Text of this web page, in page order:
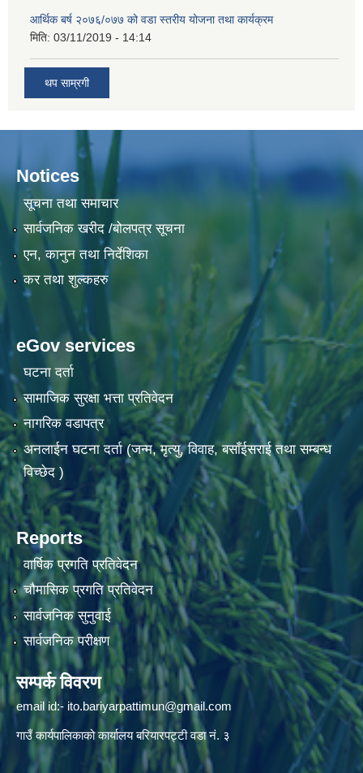
आर्थिक बर्ष २०७६/०७७ को वडा स्तरीय योजना तथा कार्यक्रम
मिति: 03/11/2019 - 14:14
थप साम्रगी
Notices
सूचना तथा समाचार
सार्वजनिक खरीद /बोलपत्र सूचना
एन, कानुन तथा निर्देशिका
कर तथा शुल्कहरु
eGov services
घटना दर्ता
सामाजिक सुरक्षा भत्ता प्रतिवेदन
नागरिक वडापत्र
अनलाईन घटना दर्ता (जन्म, मृत्यु, विवाह, बसाँईसराई तथा सम्बन्ध
विच्छेद )
Reports
वार्षिक प्रगति प्रतिवेदन
चौमासिक प्रगति प्रतिवेदन
सार्वजनिक सुनुवाई
सार्वजनिक परीक्षण
सम्पर्क विवरण
email id:- ito.bariyarpattimun@gmail.com
गाउँ कार्यपालिकाको कार्यालय बरियारपट्टी वडा नं. ३